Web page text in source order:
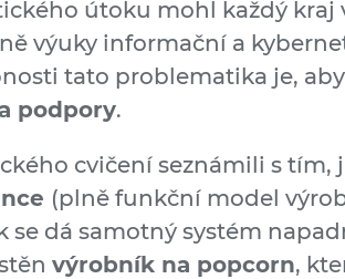
útoku mohl každý kraj
výuky informační a
tato problematika je,
podpory.
cvičení seznámili s tím,
(plně funkční model
se dá samotný systém
výrobník na popcorn,